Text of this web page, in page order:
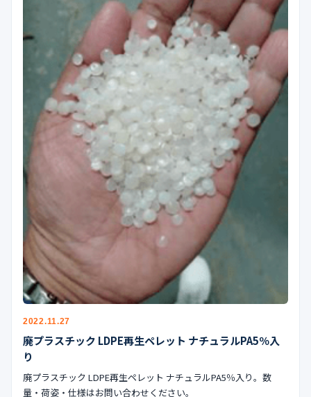
2022.11.27
廃プラスチック LDPE再生ペレット ナチュラルPA5％入
り
廃プラスチック LDPE再生ペレット ナチュラルPA5％入り。数
量・荷姿・仕様はお問い合わせください。